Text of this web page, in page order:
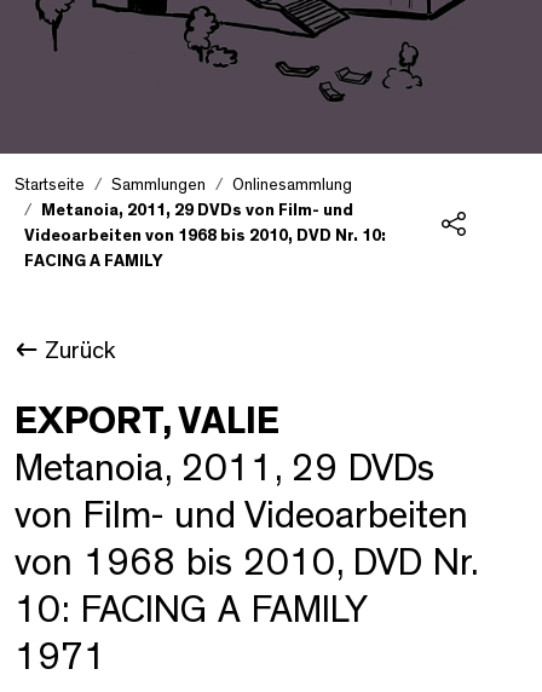
Startseite Sammlungen
Onlinesammlung
Metanoia, 2011, 29 DVDs von Film- und
Videoarbeiten von 1968 bis 2010, DVD Nr. 10:
FACING A FAMILY
Zurück
EXPORT, VALIE
Metanoia, 2011, 29 DVDs
von Film- und Videoarbeiten
von 1968 bis 2010, DVD Nr.
10: FACING A FAMILY
1971